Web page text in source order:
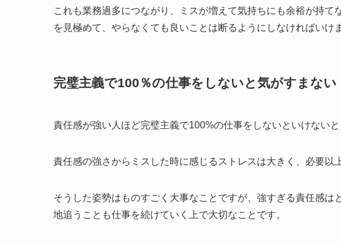
これも業務過多につながり、ミスが増えて気持ちにも余裕が持
を見極めて、やらなくても良いことは断るようにしなければいけ
完璧主義で100％の仕事をしないと気がすまない
責任感が強い人ほど完璧主義で100%の仕事をしないといけない
責任感の強さからミスした時に感じるストレスは大きく、必要以
そうした姿勢はものすごく大事なことですが、強すぎる責任感は
地追うことも仕事を続けていく上で大切なことです。